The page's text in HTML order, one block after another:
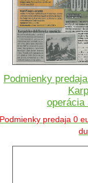
Podmienky
operácia
Podmienky predaja 0